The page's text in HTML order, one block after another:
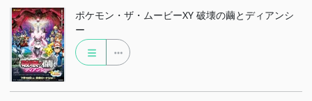
ポケモン・ザ・ムービーXY 破壊の繭とディアンシ
ー